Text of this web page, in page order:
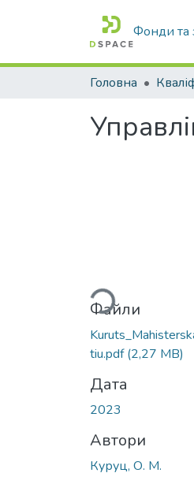
Фонди та
Головна
Вантажиться...
Файли
tiu.pdf(2,27 MB)
Дата
2023
Автори
Куруц, О. М.